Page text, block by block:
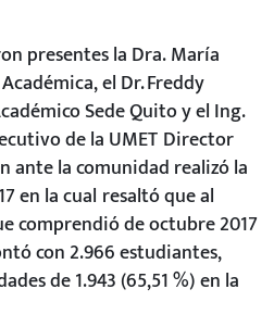
presentes la Dra. María
el Dr. Freddy
Sede Quito y el Ing.
de la UMET Director
ante la comunidad realizó la
en la cual resaltó que al
comprendió de octubre 2017
con 2.966 estudiantes,
de 1.943 (65,51 %) en la